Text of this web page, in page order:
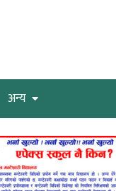
अन्य